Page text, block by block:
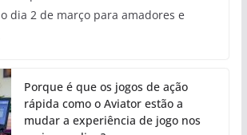
dia 2 de março para amadores e
Porque é que os jogos de ação
rápida como o Aviator estão a
mudar a experiência de jogo nos